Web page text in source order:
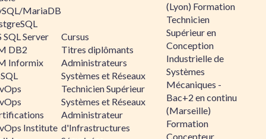
MariaDB
SQL Server
DB2
Informix
Institute
Cursus
Titres diplômants
Administrateurs
Systèmes et Réseaux
Technicien Supérieur
Systèmes et Réseaux
Administrateur
d'Infrastructures
(Lyon) Formation
Technicien
Supérieur en
Conception
Industrielle de
Systèmes
Mécaniques -
Bac+2 en continu
(Marseille)
Formation
Concepteur